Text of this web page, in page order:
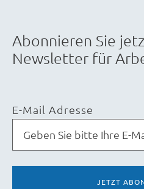
Abonnieren Sie
Newsletter für
E-Mail Adresse
JETZT